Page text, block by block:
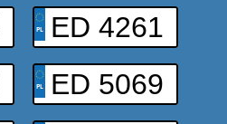
ED 4261
ED 5069